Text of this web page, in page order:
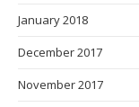
January 2018
December 2017
November 2017